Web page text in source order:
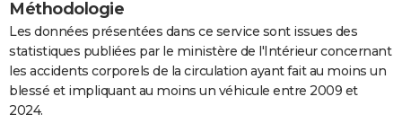
FORUM
Bricolage
Television
Méthodologie
Les données présentées dans ce service sont issues des
statistiques publiées par le ministère de l'Intérieur concernant
les accidents corporels de la circulation ayant fait au moins un
blessé et impliquant au moins un véhicule entre 2009 et
2024.